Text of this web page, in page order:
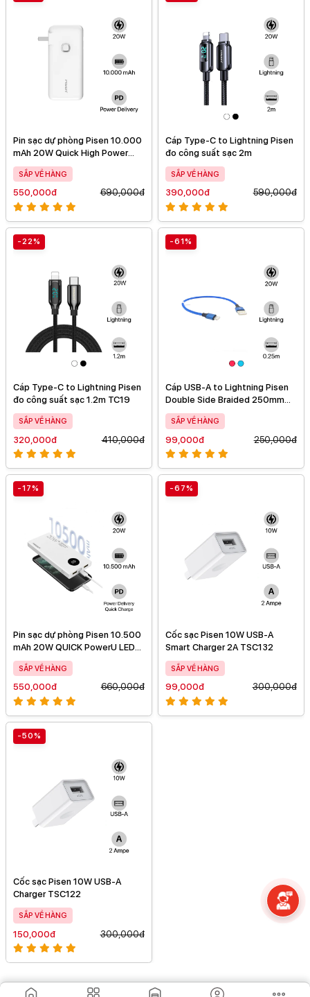
Pin sạc dự phòng Pisen 10.000
mAh 20W Quick High Power
Box
SẮP VỀ HÀNG
550,000đ 690,000đ
Cáp Type-C to Lightning Pisen
đo công suất sạc 2m
SẮP VỀ HÀNG
390,000đ 590,000đ
-22%
Cáp Type-C to Lightning Pisen
đo công suất sạc 1.2m TC19
SẮP VỀ HÀNG
320,000đ 410,000đ
-61%
Cáp USB-A to Lightning Pisen
Double Side Braided 250mm
AL07
SẮP VỀ HÀNG
99,000đ 250,000đ
-17%
Pin sạc dự phòng Pisen 10.500
mAh 20W QUICK PowerU LED
Ultra
SẮP VỀ HÀNG
550,000đ 660,000đ
-67%
Cốc sạc Pisen 10W USB-A
Smart Charger 2A TSC132
SẮP VỀ HÀNG
99,000đ 300,000đ
-50%
Cốc sạc Pisen 10W USB-A
Charger TSC122
SẮP VỀ HÀNG
150,000đ 300,000đ